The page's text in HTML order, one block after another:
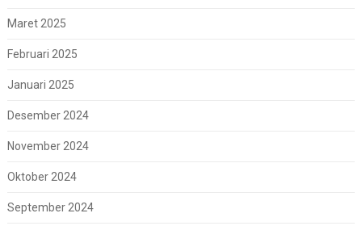
Maret 2025
Februari 2025
Januari 2025
Desember 2024
November 2024
Oktober 2024
September 2024